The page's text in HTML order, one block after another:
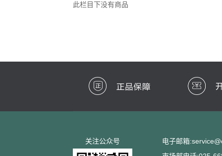
此栏目下没有商品
关注公众号
电子邮箱